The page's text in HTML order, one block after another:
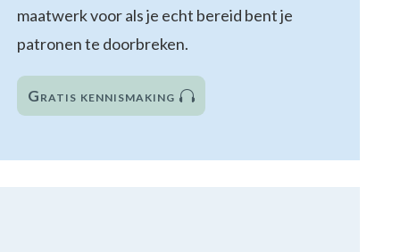
maatwerk voor als je echt bereid bent je
patronen te doorbreken.
Gratis kennismaking